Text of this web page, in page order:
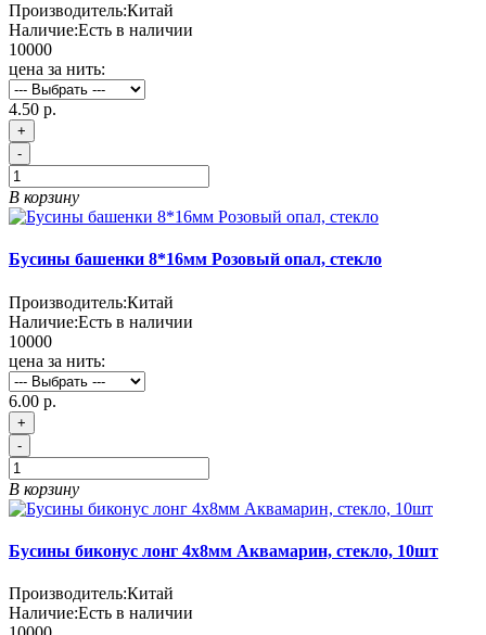
Производитель:Китай
Наличие:Есть в наличии
10000
цена за нить:
4.50 р.
+
-
В корзину
Бусины башенки 8*16мм Розовый опал, стекло
Производитель:Китай
Наличие:Есть в наличии
10000
цена за нить:
6.00 р.
+
-
В корзину
Бусины биконус лонг 4х8мм Аквамарин, стекло, 10шт
Производитель:Китай
Наличие:Есть в наличии